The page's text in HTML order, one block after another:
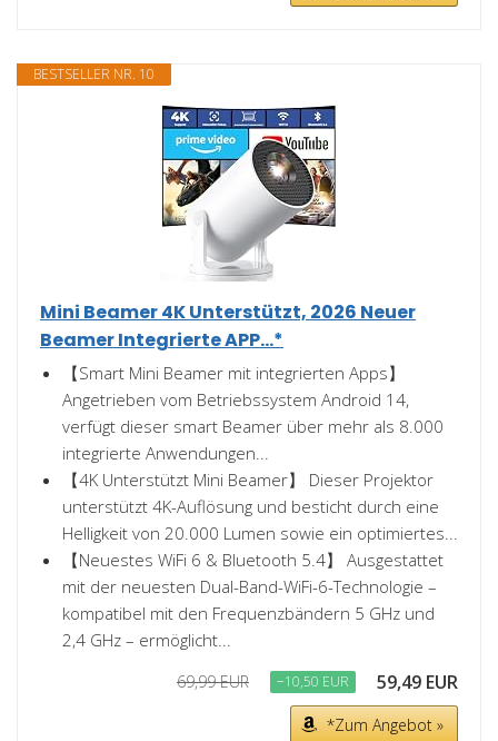
BESTSELLER NR. 10
Mini Beamer 4K Unterstützt, 2026 Neuer
Beamer Integrierte APP...*
【Smart Mini Beamer mit integrierten Apps】
Angetrieben vom Betriebssystem Android 14,
verfügt dieser smart Beamer über mehr als 8.000
integrierte Anwendungen...
【4K Unterstützt Mini Beamer】 Dieser Projektor
unterstützt 4K-Auflösung und besticht durch eine
Helligkeit von 20.000 Lumen sowie ein optimiertes...
【Neuestes WiFi 6 & Bluetooth 5.4】 Ausgestattet
mit der neuesten Dual-Band-WiFi-6-Technologie –
kompatibel mit den Frequenzbändern 5 GHz und
2,4 GHz – ermöglicht...
69,99 EUR −10,50 EUR 59,49 EUR
*Zum Angebot »